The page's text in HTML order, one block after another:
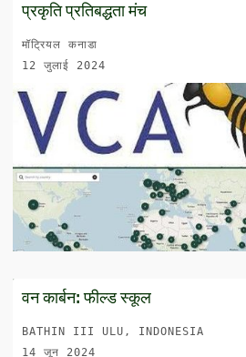
प्रकृति प्रतिबद्धता मंच
मॉट्रियल कनाडा
12 जुलाई 2024
वन कार्बन: फील्ड स्कूल
BATHIN III ULU, INDONESIA
14 जून 2024